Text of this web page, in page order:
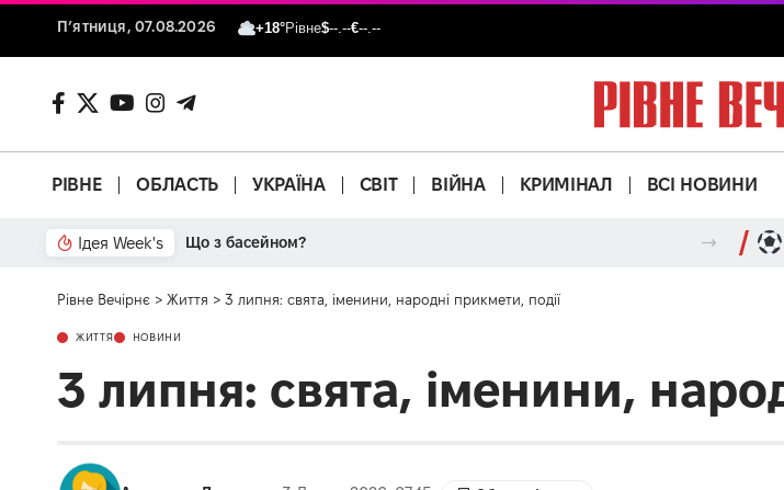
П’ятниця, 07.08.2026 +18°Рівне$--.--€--.--
РІВНЕ ОБЛАСТЬ УКРАЇНА СВІТ ВІЙНА КРИМІНАЛ ВСІ НОВИНИ
Ідея Week's Що з басейном?
Рівне Вечірнє > Життя > 3 липня: свята, іменини, народні прикмети, події
ЖИТТЯ НОВИНИ
3 липня: свята, іменини,